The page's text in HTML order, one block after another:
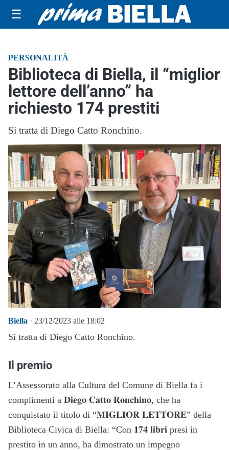
☰
PERSONALITÀ
Biblioteca di Biella, il “miglior
lettore dell’anno” ha
richiesto 174 prestiti
Si tratta di Diego Catto Ronchino.
Biella · 23/12/2023 alle 18:02
Si tratta di Diego Catto Ronchino.
Il premio
L’Assessorato alla Cultura del Comune di Biella fa i
complimenti a 𝐃𝐢𝐞𝐠𝐨 𝐂𝐚𝐭𝐭𝐨 𝐑𝐨𝐧𝐜𝐡𝐢𝐧𝐨, che ha
conquistato il titolo di “𝐌𝐈𝐆𝐋𝐈𝐎𝐑 𝐋𝐄𝐓𝐓𝐎𝐑𝐄” della
Biblioteca Civica di Biella: “Con 𝟏𝟕𝟒 𝐥𝐢𝐛𝐫𝐢 presi in
prestito in un anno, ha dimostrato un impegno